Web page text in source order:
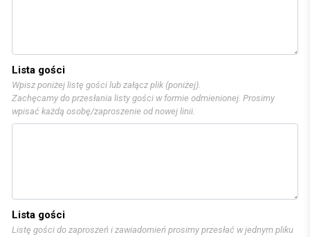
Lista gości
Wpisz poniżej listę gości lub załącz plik (poniżej).
Zachęcamy do przesłania listy gości w formie odmienionej. Prosimy
wpisać każdą osobę/zaproszenie od nowej linii.
Lista gości
Listę gości do zaproszeń i zawiadomień prosimy przesłać w jednym pliku